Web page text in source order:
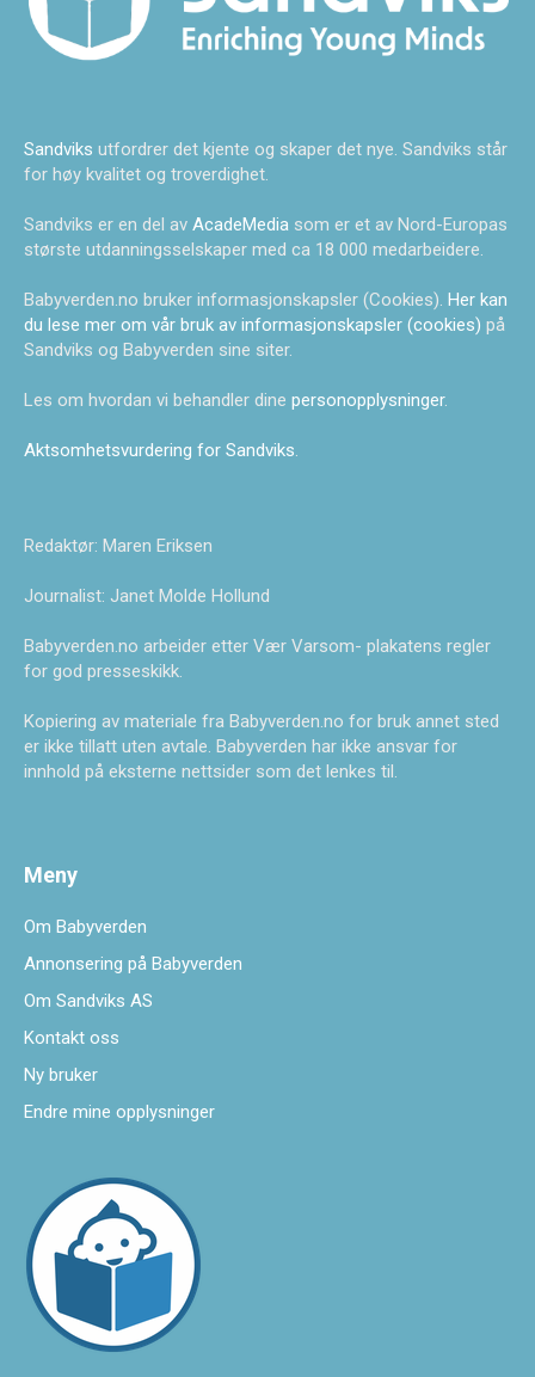
Sandviks utfordrer det kjente og skaper det nye. Sandviks står
for høy kvalitet og troverdighet.
Sandviks er en del av AcadeMedia som er et av Nord-Europas
største utdanningsselskaper med ca 18 000 medarbeidere.
Babyverden.no bruker informasjonskapsler (Cookies). Her kan
du lese mer om vår bruk av informasjonskapsler (cookies) på
Sandviks og Babyverden sine siter.
Les om hvordan vi behandler dine personopplysninger.
Aktsomhetsvurdering for Sandviks.
Redaktør: Maren Eriksen
Journalist: Janet Molde Hollund
Babyverden.no arbeider etter Vær Varsom- plakatens regler
for god presseskikk.
Kopiering av materiale fra Babyverden.no for bruk annet sted
er ikke tillatt uten avtale. Babyverden har ikke ansvar for
innhold på eksterne nettsider som det lenkes til.
Meny
Om Babyverden
Annonsering på Babyverden
Om Sandviks AS
Kontakt oss
Ny bruker
Endre mine opplysninger